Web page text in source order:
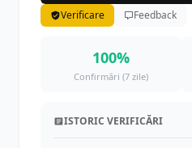
Verificare Feedback
100%
Confirmări (7 zile)
ISTORIC VERIFICĂRI